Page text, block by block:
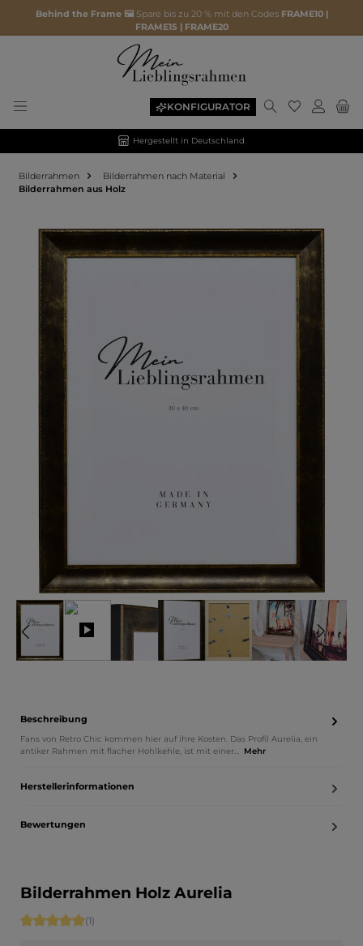
Behind the Frame 🖼️ Spare bis zu 20 % mit den Codes FRAME10 |
FRAME15 | FRAME20
KONFIGURATOR
Hergestellt in Deutschland
Bilderrahmen
Bilderrahmen nach Material
Bilderrahmen aus Holz
Bildergalerie überspringen
Beschreibung
Fans von Retro Chic kommen hier auf ihre Kosten. Das Profil Aurelia, ein
antiker Rahmen mit flacher Hohlkehle, ist mit einer… Mehr
Herstellerinformationen
Bewertungen
Bilderrahmen Holz Aurelia
Durchschnittliche Bewertung von 5 von 5 Sternen
(1)